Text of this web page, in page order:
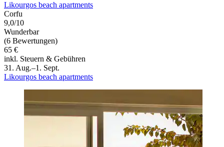
Likourgos beach apartments
Corfu
9,0/10
Wunderbar
(6 Bewertungen)
65 €
inkl. Steuern & Gebühren
31. Aug.–1. Sept.
Likourgos beach apartments